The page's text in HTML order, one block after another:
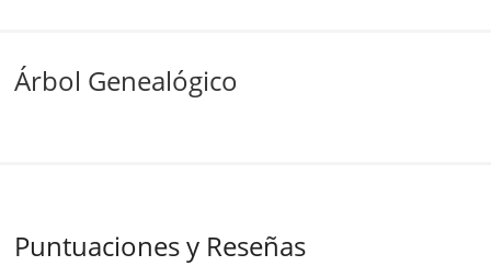
Árbol Genealógico
Puntuaciones y Reseñas